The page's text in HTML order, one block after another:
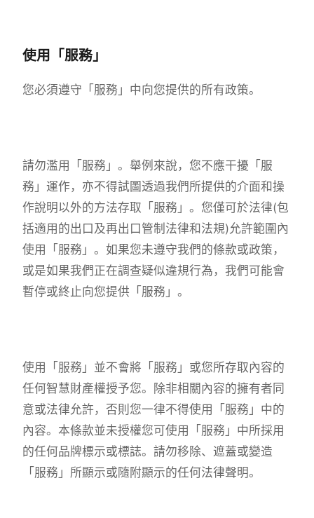
使用「服務」
您必須遵守「服務」中向您提供的所有政策。
請勿濫用「服務」。舉例來說，您不應干擾「服
務」運作，亦不得試圖透過我們所提供的介面和操
作說明以外的方法存取「服務」。您僅可於法律(包
括適用的出口及再出口管制法律和法規)允許範圍內
使用「服務」。如果您未遵守我們的條款或政策，
或是如果我們正在調查疑似違規行為，我們可能會
暫停或終止向您提供「服務」。
使用「服務」並不會將「服務」或您所存取內容的
任何智慧財產權授予您。除非相關內容的擁有者同
意或法律允許，否則您一律不得使用「服務」中的
內容。本條款並未授權您可使用「服務」中所採用
的任何品牌標示或標誌。請勿移除、遮蓋或變造
「服務」所顯示或隨附顯示的任何法律聲明。